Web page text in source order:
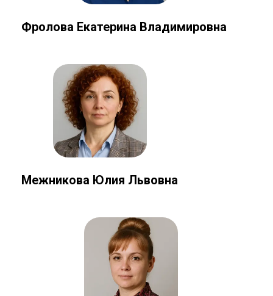
Фролова Екатерина Владимировна
Межникова Юлия Львовна